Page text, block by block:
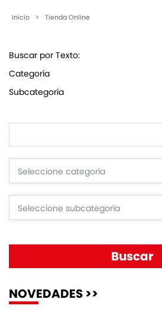
Inicio > Tienda Online
Buscar por Texto:
Categoría
Subcategoría
NOVEDADES >>